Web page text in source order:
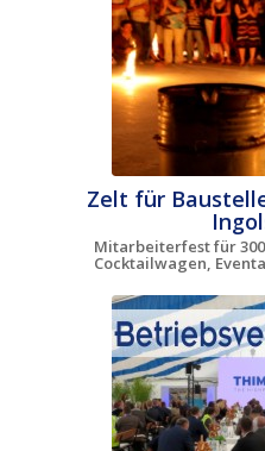
Zelt für
Mitarbeiterfest für
Cocktailwagen,